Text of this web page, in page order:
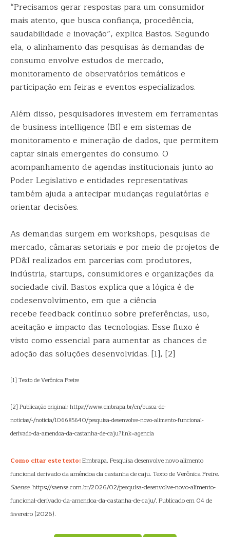
“Precisamos gerar respostas para um consumidor
mais atento, que busca confiança, procedência,
saudabilidade e inovação”, explica Bastos. Segundo
ela, o alinhamento das pesquisas às demandas de
consumo envolve estudos de mercado,
monitoramento de observatórios temáticos e
participação em feiras e eventos especializados.
Além disso, pesquisadores investem em ferramentas
de business intelligence (BI) e em sistemas de
monitoramento e mineração de dados, que permitem
captar sinais emergentes do consumo. O
acompanhamento de agendas institucionais junto ao
Poder Legislativo e entidades representativas
também ajuda a antecipar mudanças regulatórias e
orientar decisões.
As demandas surgem em workshops, pesquisas de
mercado, câmaras setoriais e por meio de projetos de
PD&I realizados em parcerias com produtores,
indústria, startups, consumidores e organizações da
sociedade civil. Bastos explica que a lógica é de
codesenvolvimento, em que a ciência
recebe feedback contínuo sobre preferências, uso,
aceitação e impacto das tecnologias. Esse fluxo é
visto como essencial para aumentar as chances de
adoção das soluções desenvolvidas. [1], [2]
[1] Texto de Verônica Freire
[2] Publicação original: https://www.embrapa.br/en/busca-de-
noticias/-/noticia/106685640/pesquisa-desenvolve-novo-alimento-funcional-
derivado-da-amendoa-da-castanha-de-caju?link=agencia
Como citar este texto:Embrapa. Pesquisa desenvolve novo alimento
funcional derivado da amêndoa da castanha de caju. Texto de Verônica Freire.
Saense. https://saense.com.br/2026/02/pesquisa-desenvolve-novo-alimento-
funcional-derivado-da-amendoa-da-castanha-de-caju/. Publicado em 04 de
fevereiro (2026).